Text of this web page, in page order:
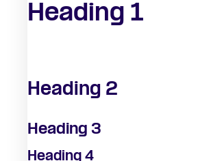
Heading 1
Heading 2
Heading 3
Heading 4